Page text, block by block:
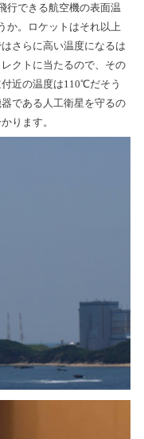
行できる航空機の表面温
か。ロケットはそれ以上
さらに高い温度になるは
クトに当たるので、その
近の温度は110℃だそう
である人工衛星を守るの
ります。